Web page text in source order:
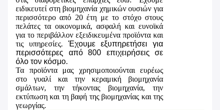
ειδικευτεί στη βιομηχανία χημικών ουσιών για
περισσότερο από 20 έτη με το στόχο στους
πελάτες τα οικονομικά, ασφαλή και ευνοϊκά
για το περιβάλλον εξειδικευμένα προϊόντα και
τις υπηρεσίες. Έχουμε εξυπηρετήσει για
περισσότερες από 800 επιχειρήσεις σε
όλο τον κόσμο.
Τα προϊόντα μας χρησιμοποιούνται ευρέως
στο γυαλί και την κεραμική βιομηχανία
σμάλτων, την τήκοντας βιομηχανία, την
εκτύπωση και τη βαφή της βιομηχανίας και της
γεωργίας.